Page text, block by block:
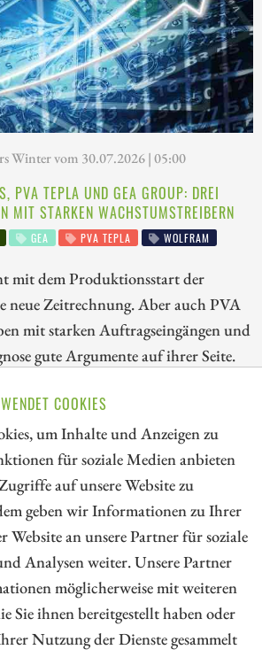
COOKIES
um Inhalte und Anzeigen zu
für soziale Medien anbieten
auf unsere Website zu
geben wir Informationen zu Ihrer
Website an unsere Partner für soziale
Analysen weiter. Unsere Partner
möglicherweise mit weiteren
Sie ihnen bereitgestellt haben oder
Nutzung der Dienste gesammelt
Winter vom 30.07.2026 | 05:00
PVA TEPLA UND GEA GROUP: DREI
MIT STARKEN WACHSTUMSTREIBERN
GEA PVA TEPLA
WOLFRAM
mit dem Produktionsstart der
neue Zeitrechnung. Aber auch PVA
mit starken Auftragseingängen und
gute Argumente auf ihrer Seite.
weiteres Kurspotenzial. Wir stellen
- © 2026 - Die Informationsplattform für
rund um Kapitalerhöhung, Kapitalmarkt